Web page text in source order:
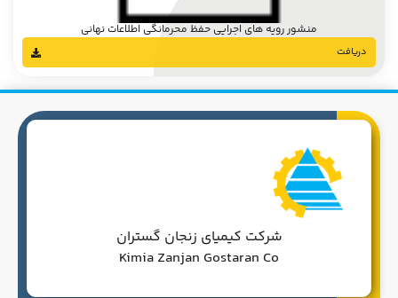
منشور رویه های اجرایی حفظ محرمانگی اطلاعات نهانی
دریافت
شرکت کیمیای زنجان گستران
Kimia Zanjan Gostaran Co